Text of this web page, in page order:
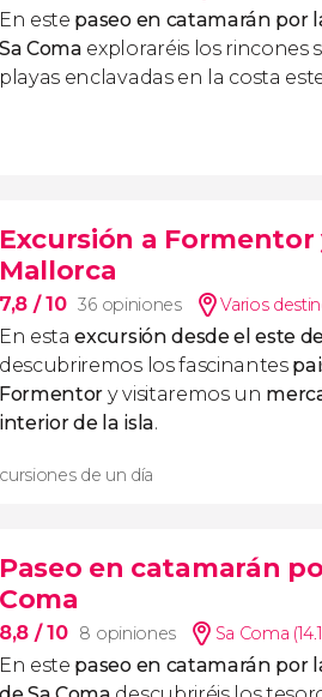
En este paseo en catamarán por
Sa Coma exploraréis los rincones
playas enclavadas en la costa
Excursión a
Mallorca
7,8 / 10 36 opiniones Varios
En estaexcursión desde el este
descubriremos los fascinantes
Formentor y visitaremos un
interior de la isla.
de un día
Paseo en catamarán
Coma
8,8 / 10 8 opiniones Sa Coma
En este paseo en catamarán por